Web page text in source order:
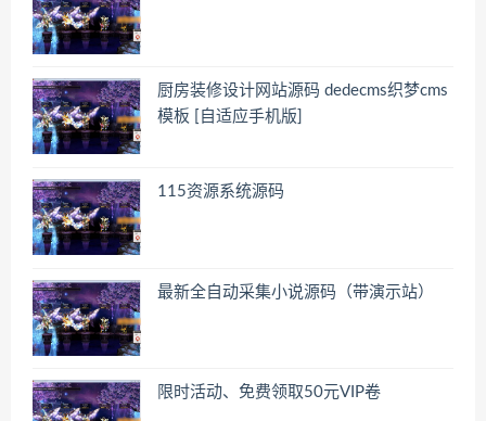
厨房装修设计网站源码 dedecms织梦cms
模板 [自适应手机版]
115资源系统源码
最新全自动采集小说源码（带演示站）
限时活动、免费领取50元VIP卷